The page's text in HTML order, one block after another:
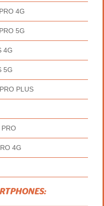
4G
5G
4G
5G
PLUS
PRO
4G